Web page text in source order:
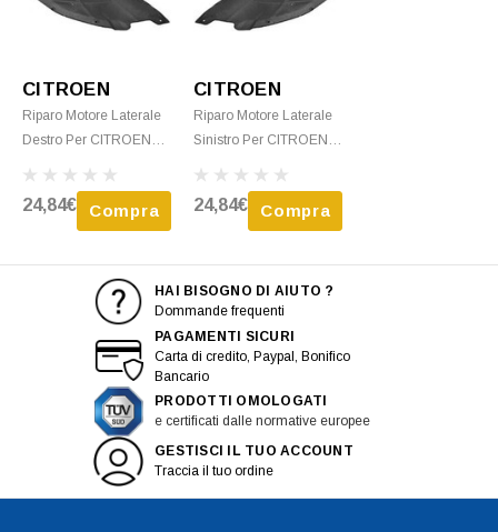
CITROEN
Riparo Motore Laterale
Destro Per CITROEN
2006 Al 2014 Nuovo
24,84€ Compra
CITROEN
Riparo Motore Laterale
Sinistro Per CITROEN
2014 Nuovo
24,84€ Compra
HAI BISOGNO DI AIUTO ?
Dommande frequenti
PAGAMENTI SICURI
Carta di credito, Paypal, Bonifico
Bancario
PRODOTTI OMOLOGATI
e certificati dalle normative europee
GESTISCI IL TUO ACCOUNT
Traccia il tuo ordine